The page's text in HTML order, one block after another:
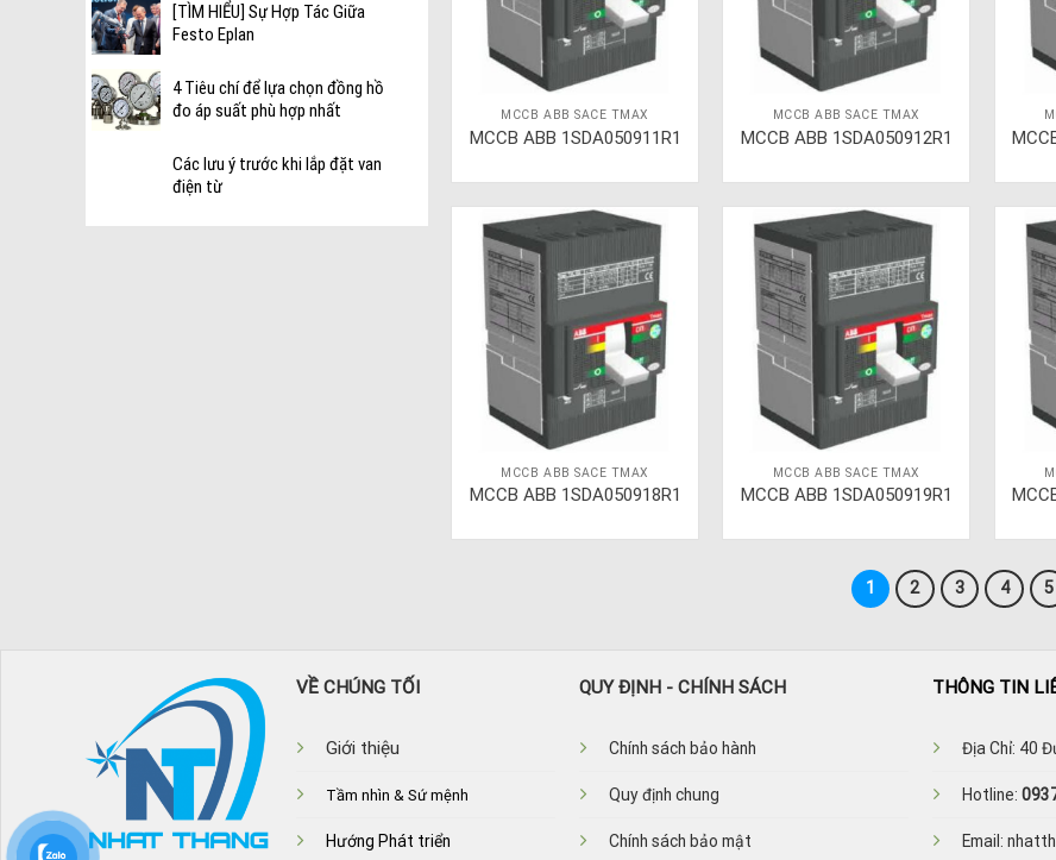
[TÌM HIỂU] Sự Hợp Tác Giữa
Festo Eplan
4 Tiêu chí để lựa chọn đồng hồ
đo áp suất phù hợp nhất
Các lưu ý trước khi lắp đặt van
điện từ
MCCB ABB SACE TMAX
MCCB ABB 1SDA050911R1
MCCB ABB SACE TMAX
MCCB ABB 1SDA050912R1
MCCB ABB SACE TMAX
MCCB ABB 1SDA050918R1
MCCB ABB SACE TMAX
MCCB ABB 1SDA050919R1
1 2 3 4 5
VỀ CHÚNG TỐI
Giới thiệu
Tầm nhìn & Sứ mệnh
Hướng Phát triển
QUY ĐỊNH - CHÍNH SÁCH
Chính sách bảo hành
Quy định chung
Chính sách bảo mật
THÔNG TIN
Địa Chỉ: 40
Hotline:
Email: